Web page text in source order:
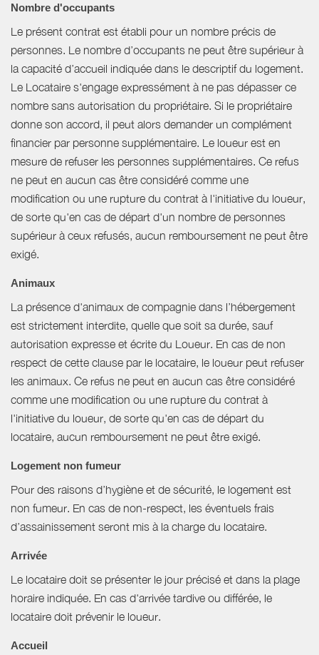
Nombre d'occupants
Le présent contrat est établi pour un nombre précis de
personnes. Le nombre d’occupants ne peut être supérieur à
la capacité d’accueil indiquée dans le descriptif du logement.
Le Locataire s'engage expressément à ne pas dépasser ce
nombre sans autorisation du propriétaire. Si le propriétaire
donne son accord, il peut alors demander un complément
financier par personne supplémentaire. Le loueur est en
mesure de refuser les personnes supplémentaires. Ce refus
ne peut en aucun cas être considéré comme une
modification ou une rupture du contrat à l'initiative du loueur,
de sorte qu'en cas de départ d'un nombre de personnes
supérieur à ceux refusés, aucun remboursement ne peut être
exigé.
Animaux
La présence d'animaux de compagnie dans l’hébergement
est strictement interdite, quelle que soit sa durée, sauf
autorisation expresse et écrite du Loueur. En cas de non
respect de cette clause par le locataire, le loueur peut refuser
les animaux. Ce refus ne peut en aucun cas être considéré
comme une modification ou une rupture du contrat à
l'initiative du loueur, de sorte qu'en cas de départ du
locataire, aucun remboursement ne peut être exigé.
Logement non fumeur
Pour des raisons d’hygiène et de sécurité, le logement est
non fumeur. En cas de non-respect, les éventuels frais
d’assainissement seront mis à la charge du locataire.
Arrivée
Le locataire doit se présenter le jour précisé et dans la plage
horaire indiquée. En cas d'arrivée tardive ou différée, le
locataire doit prévenir le loueur.
Accueil